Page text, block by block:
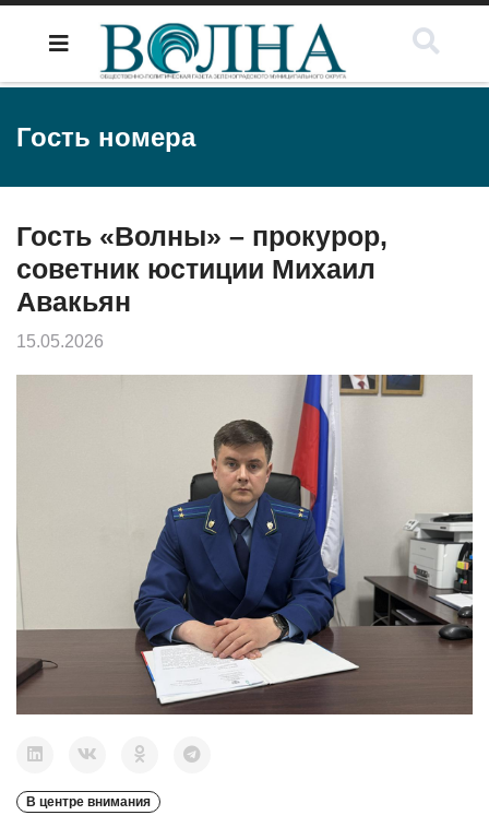
Гость номера
Гость «Волны» – прокурор,
советник юстиции Михаил
Авакьян
15.05.2026
В центре внимания